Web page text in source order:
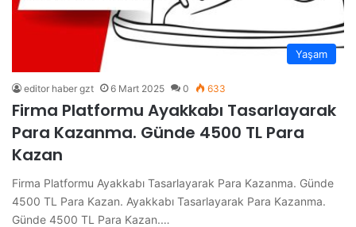
Yaşam
editor haber gzt 6 Mart 2025 0 633
Firma Platformu Ayakkabı Tasarlayarak
Para Kazanma. Günde 4500 TL Para
Kazan
Firma Platformu Ayakkabı Tasarlayarak Para Kazanma. Günde
4500 TL Para Kazan. Ayakkabı Tasarlayarak Para Kazanma.
Günde 4500 TL Para Kazan.…